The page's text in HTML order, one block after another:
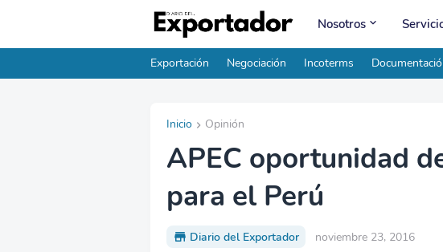
Nosotros
Exportación Negociación Incoterms
Inicio Opinión
APEC oportunidad
para el Perú
Diario del Exportador noviembre 23, 2016